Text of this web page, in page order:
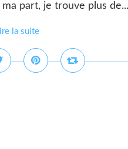
part, je trouve plus de...
la suite